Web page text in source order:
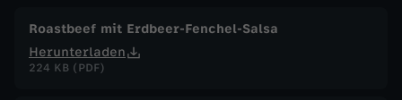
Roastbeef mit Erdbeer-Fenchel-Salsa
Herunterladen
224 KB (PDF)